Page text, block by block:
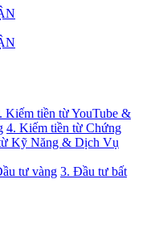
Kiếm tiền từ YouTube &
4. Kiếm tiền từ Chứng
Kỹ Năng & Dịch Vụ
tư vàng 3. Đầu tư bất